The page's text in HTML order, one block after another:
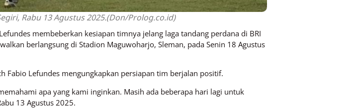
Rabu 13 Agustus 2025.(Don/Prolog.co.id)
membeberkan kesiapan timnya jelang laga tandang perdana di BRI
berlangsung di Stadion Maguwoharjo, Sleman, pada Senin 18 Agustus
Fabio Lefundes mengungkapkan persiapan tim berjalan positif.
apa yang kami inginkan. Masih ada beberapa hari lagi untuk
13 Agustus 2025.